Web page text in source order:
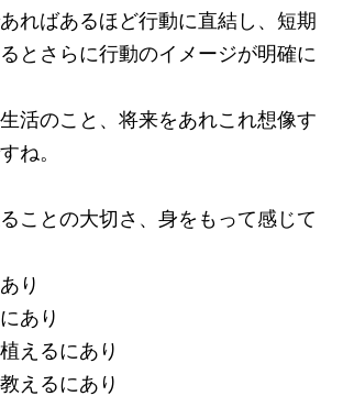
ればあるほど行動に直結し、短期
とさらに行動のイメージが明確に
活のこと、将来をあれこれ想像す
ね。
ことの大切さ、身をもって感じて
り
あり
えるにあり
えるにあり